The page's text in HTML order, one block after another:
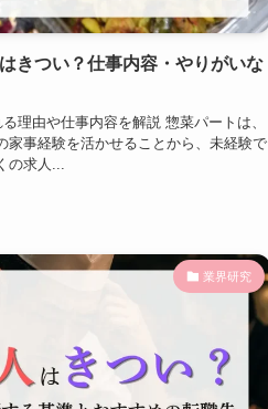
きつい？仕事内容・やりがいな
理由や仕事内容を解説 惣菜パートは、
家事経験を活かせることから、未経験で
の求人...
業界研究